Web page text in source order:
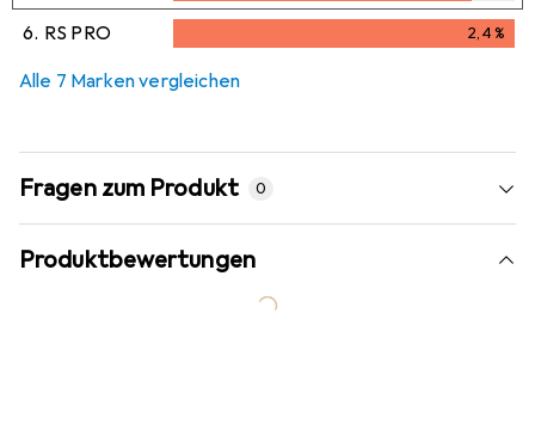
2,1%
6. RS PRO 2,4%
Alle 7 Marken vergleichen
Fragen zum Produkt 0
Produktbewertungen